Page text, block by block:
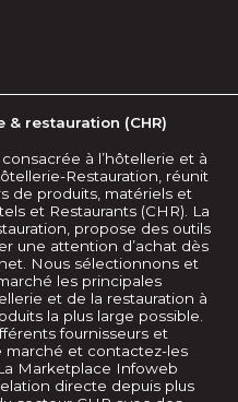
restauration (CHR)
à l’hôtellerie et à
Restauration, réunit
de produits, matériels et
et Restaurants (CHR). La
propose des outils
une attention d’achat dès
Nous sélectionnons et
les principales
et de la restauration à
la plus large possible.
fournisseurs et
marché et contactez-les
Marketplace Infoweb
directe depuis plus